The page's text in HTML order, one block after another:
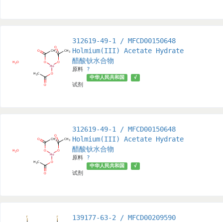
312619-49-1 / MFCD00150648
Holmium(III) Acetate Hydrate
醋酸钬水合物
原料 ?
试剂
中华人民共和国 √
312619-49-1 / MFCD00150648
Holmium(III) Acetate Hydrate
醋酸钬水合物
原料 ?
试剂
中华人民共和国 √
139177-63-2 / MFCD00209590